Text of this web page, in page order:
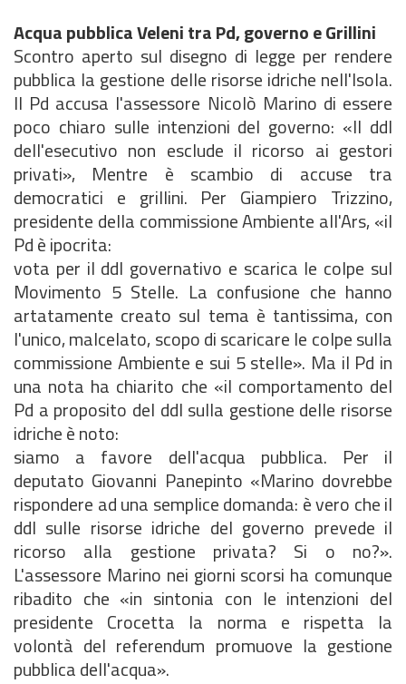
Acqua pubblica Veleni tra Pd, governo e Grillini
Scontro aperto sul disegno di legge per rendere
pubblica la gestione delle risorse idriche nell'Isola.
Il Pd accusa l'assessore Nicolò Marino di essere
poco chiaro sulle intenzioni del governo: «Il ddl
dell'esecutivo non esclude il ricorso ai gestori
privati», Mentre è scambio di accuse tra
democratici e grillini. Per Giampiero Trizzino,
presidente della commissione Ambiente all'Ars, «il
Pd è ipocrita:
vota per il ddl governativo e scarica le colpe sul
Movimento 5 Stelle. La confusione che hanno
artatamente creato sul tema è tantissima, con
l'unico, malcelato, scopo di scaricare le colpe sulla
commissione Ambiente e sui 5 stelle». Ma il Pd in
una nota ha chiarito che «il comportamento del
Pd a proposito del ddl sulla gestione delle risorse
idriche è noto:
siamo a favore dell'acqua pubblica. Per il
deputato Giovanni Panepinto «Marino dovrebbe
rispondere ad una semplice domanda: è vero che il
ddl sulle risorse idriche del governo prevede il
ricorso alla gestione privata? Si o no?».
L'assessore Marino nei giorni scorsi ha comunque
ribadito che «in sintonia con le intenzioni del
presidente Crocetta la norma e rispetta la
volontà del referendum promuove la gestione
pubblica dell'acqua».